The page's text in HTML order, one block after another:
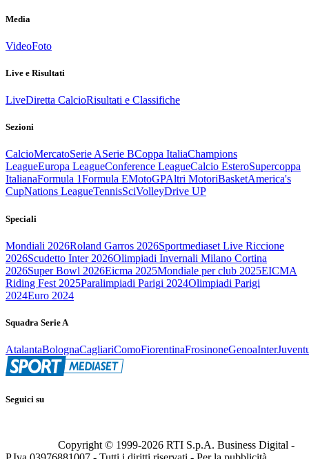
Media
VideoFoto
Live e Risultati
LiveDiretta CalcioRisultati e Classifiche
Sezioni
CalcioMercatoSerie ASerie BCoppa ItaliaChampions
LeagueEuropa LeagueConference LeagueCalcio EsteroSupercoppa
ItalianaFormula 1Formula EMotoGPAltri MotoriBasketAmerica's
CupNations LeagueTennisSciVolleyDrive UP
Speciali
Mondiali 2026Roland Garros 2026Sportmediaset Live Riccione
2026Scudetto Inter 2026Olimpiadi Invernali Milano Cortina
2026Super Bowl 2026Eicma 2025Mondiale per club 2025EICMA
Riding Fest 2025Paralimpiadi Parigi 2024Olimpiadi Parigi
2024Euro 2024
Squadra Serie A
AtalantaBolognaCagliariComoFiorentinaFrosinoneGenoaInter
Seguici su
Copyright © 1999-2026 RTI S.p.A. Business Digital -